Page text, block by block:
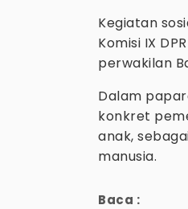
Kegiatan
Komisi IX
perwakilan
Dalam
konkret
anak,
manusia.
Baca :